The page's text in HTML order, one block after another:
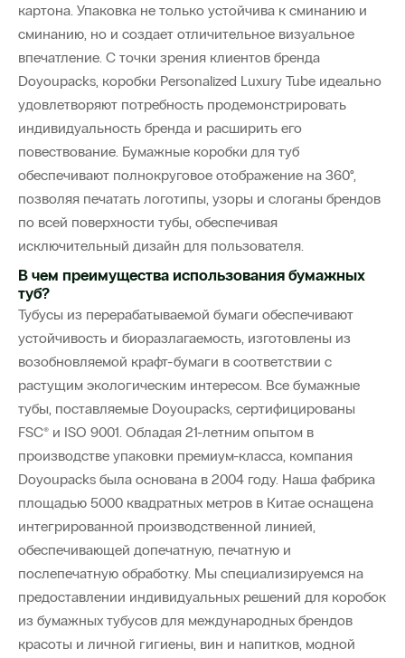
картона. Упаковка не только устойчива к сминанию и
сминанию, но и создает отличительное визуальное
впечатление. С точки зрения клиентов бренда
Doyoupacks, коробки Personalized Luxury Tube идеально
удовлетворяют потребность продемонстрировать
индивидуальность бренда и расширить его
повествование. Бумажные коробки для туб
обеспечивают полнокруговое отображение на 360°,
позволяя печатать логотипы, узоры и слоганы брендов
по всей поверхности тубы, обеспечивая
исключительный дизайн для пользователя.
В чем преимущества использования бумажных
туб?
Тубусы из перерабатываемой бумаги обеспечивают
устойчивость и биоразлагаемость, изготовлены из
возобновляемой крафт-бумаги в соответствии с
растущим экологическим интересом. Все бумажные
тубы, поставляемые Doyoupacks, сертифицированы
FSC® и ISO 9001. Обладая 21-летним опытом в
производстве упаковки премиум-класса, компания
Doyoupacks была основана в 2004 году. Наша фабрика
площадью 5000 квадратных метров в Китае оснащена
интегрированной производственной линией,
обеспечивающей допечатную, печатную и
послепечатную обработку. Мы специализируемся на
предоставлении индивидуальных решений для коробок
из бумажных тубусов для международных брендов
красоты и личной гигиены, вин и напитков, модной